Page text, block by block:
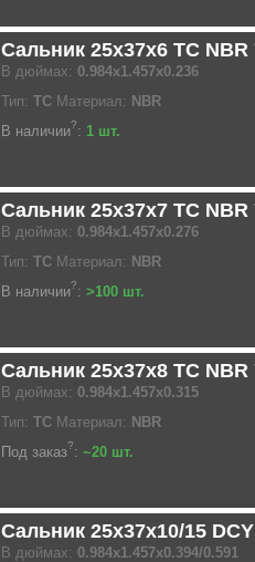
Сальник 25x37x6 TC NBR
В дюймах: 0.984x1.457x0.236
Тип: TC Материал: NBR
В наличии?: 1 шт.
Сальник 25x37x7 TC NBR
В дюймах: 0.984x1.457x0.276
Тип: TC Материал: NBR
В наличии?: >100 шт.
Сальник 25x37x8 TC NBR
В дюймах: 0.984x1.457x0.315
Тип: TC Материал: NBR
Под заказ?: ~20 шт.
Сальник 25x37x10/15
В дюймах: 0.984x1.457x0.394/0.591